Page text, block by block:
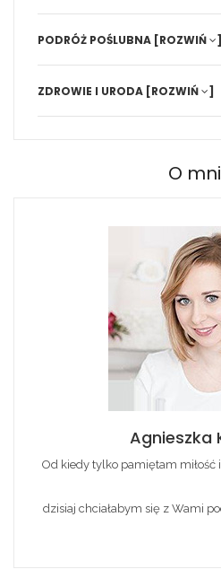
PODRÓŻ POŚLUBNA [ROZWIŃ ]
ZDROWIE I URODA [ROZWIŃ ]
O
Agnieszka
Od kiedy tylko pamiętam miłość
dzisiaj chciałabym się z Wami